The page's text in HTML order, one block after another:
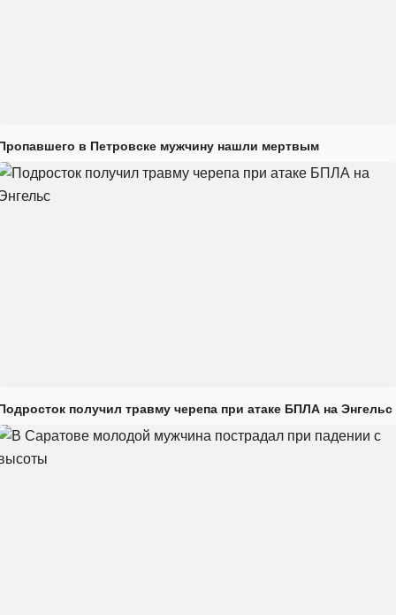
в Петровске мужчину нашли мертвым
получил травму черепа при атаке БПЛА на Энгельс